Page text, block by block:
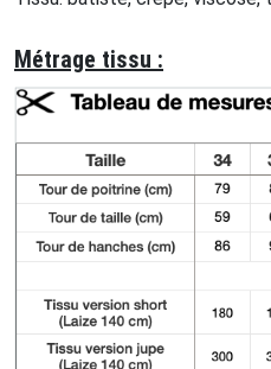
Métrage tissu :